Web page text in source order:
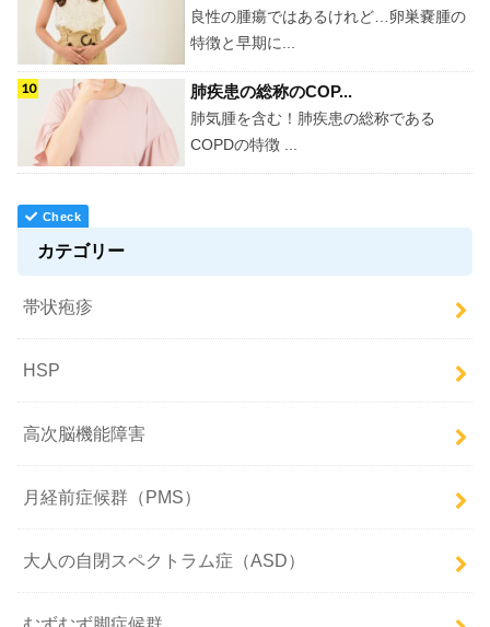
良性の腫瘍ではあるけれど…卵巣嚢腫の
特徴と早期に...
肺疾患の総称のCOP...
肺気腫を含む！肺疾患の総称である
COPDの特徴 ...
カテゴリー
帯状疱疹
HSP
高次脳機能障害
月経前症候群（PMS）
大人の自閉スペクトラム症（ASD）